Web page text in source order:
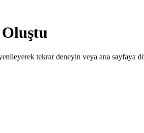
tekrar deneyin veya ana sayfaya